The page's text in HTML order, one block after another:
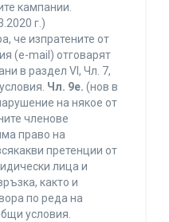
кампании.
г.)
че изпратените от
(e-mail) отговарят
в раздел VI, Чл. 7,
Чл. 9е. (нов в
на някое от
членове
право на
претенции от
лица и
както и
по реда на
условия.